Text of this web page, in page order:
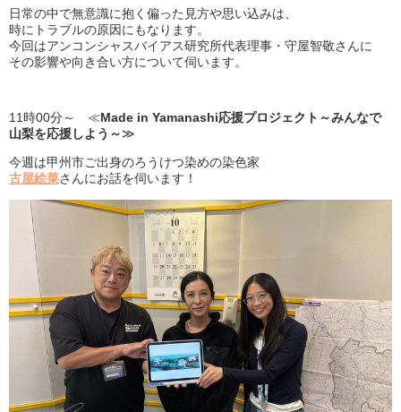
日常の中で無意識に抱く偏った見方や思い込みは、
時にトラブルの原因にもなります。
今回はアンコンシャスバイアス研究所代表理事・守屋智敬さんに
その影響や向き合い方について伺います。
11時00分～ ≪Made in Yamanashi応援プロジェクト～みんなで
山梨を応援しよう～≫
今週は甲州市ご出身のろうけつ染めの染色家
古屋絵菜さんにお話を伺います！